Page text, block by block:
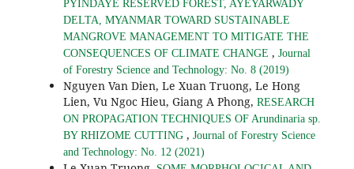
PYINDAYE RESERVED FOREST, AYEYARWADY
DELTA, MYANMAR TOWARD SUSTAINABLE
MANGROVE MANAGEMENT TO MITIGATE THE
CONSEQUENCES OF CLIMATE CHANGE , Journal
of Forestry Science and Technology: No. 8 (2019)
Nguyen Van Dien, Le Xuan Truong, Le Hong
Lien, Vu Ngoc Hieu, Giang A Phong, RESEARCH
ON PROPAGATION TECHNIQUES OF Arundinaria sp.
BY RHIZOME CUTTING , Journal of Forestry Science
and Technology: No. 12 (2021)